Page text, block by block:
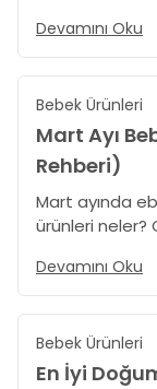
Devamını Oku
Bebek Ürünleri
Mart Ayı
Rehberi)
Mart ayında
ürünleri neler?
alışveriş
birlikte
alışveriş
Devamını Oku
Bebek Ürünleri
En İyi